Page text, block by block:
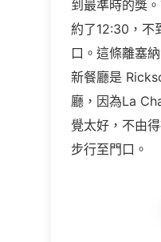
到最準時的獎
約了12:30 ，不
口。這條離塞
新餐廳是
廳，因為La
覺太好， 不由
步行至門口。